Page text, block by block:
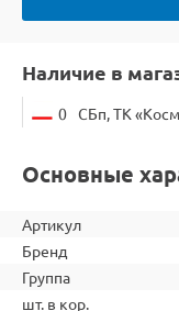
Наличие в
0 СБп, ТК
Основные
Артикул
Бренд
Группа
шт. в кор.